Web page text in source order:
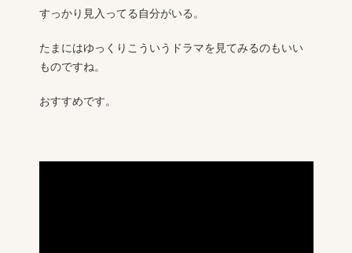
すっかり見入ってる自分がいる。
たまにはゆっくりこういうドラマを見てみるのもいい
ものですね。
おすすめです。